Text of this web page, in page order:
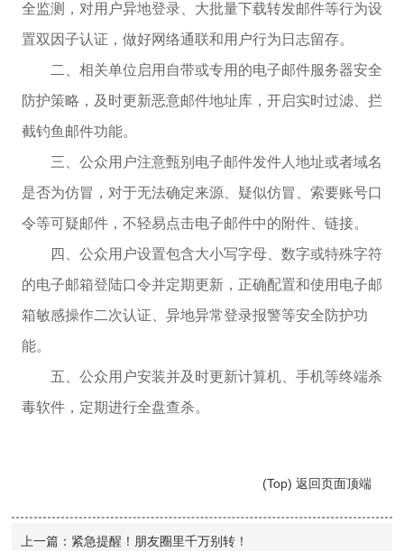
全监测，对用户异地登录、大批量下载转发邮件等行为设
置双因子认证，做好网络通联和用户行为日志留存。
二、相关单位启用自带或专用的电子邮件服务器安全
防护策略，及时更新恶意邮件地址库，开启实时过滤、拦
截钓鱼邮件功能。
三、公众用户注意甄别电子邮件发件人地址或者域名
是否为仿冒，对于无法确定来源、疑似仿冒、索要账号口
令等可疑邮件，不轻易点击电子邮件中的附件、链接。
四、公众用户设置包含大小写字母、数字或特殊字符
的电子邮箱登陆口令并定期更新，正确配置和使用电子邮
箱敏感操作二次认证、异地异常登录报警等安全防护功
能。
五、公众用户安装并及时更新计算机、手机等终端杀
毒软件，定期进行全盘查杀。
(Top) 返回页面顶端
上一篇： 紧急提醒！朋友圈里千万别转！